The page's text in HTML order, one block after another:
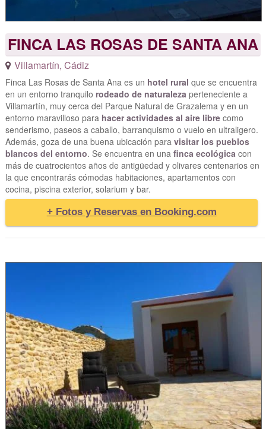
FINCA LAS ROSAS DE SANTA ANA
Villamartín, Cádiz
Finca Las Rosas de Santa Ana es un hotel rural que se encuentra
en un entorno tranquilo rodeado de naturaleza perteneciente a
Villamartín, muy cerca del Parque Natural de Grazalema y en un
entorno maravilloso para hacer actividades al aire librecomo
senderismo, paseos a caballo, barranquismo o vuelo en ultraligero.
Además, goza de una buena ubicación para visitar los pueblos
blancos del entorno. Se encuentra en una finca ecológica con
más de cuatrocientos años de antigüedad y olivares centenarios en
la que encontrarás cómodas habitaciones, apartamentos con
cocina, piscina exterior, solarium y bar.
+ Fotos y Reservas en Booking.com